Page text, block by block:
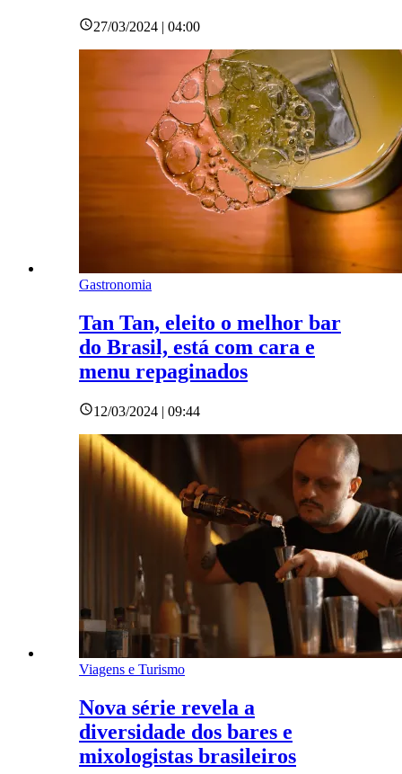
27/03/2024 | 04:00
Gastronomia
Tan Tan, eleito o melhor bar
do Brasil, está com cara e
menu repaginados
12/03/2024 | 09:44
Viagens e Turismo
Nova série revela a
diversidade dos bares e
mixologistas brasileiros